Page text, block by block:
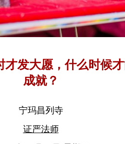
才发大愿，什么时候
成就？
宁玛昌列寺
证严法师